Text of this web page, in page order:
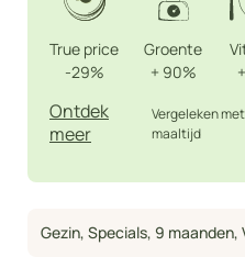
True price
-29%
Groente
+ 90%
+
Ontdek
meer
Vergeleken
maaltijd
Gezin, Specials, 9 maanden,